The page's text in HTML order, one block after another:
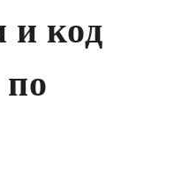
и код